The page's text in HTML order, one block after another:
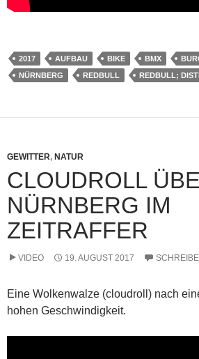
2017 AUFBAU BIKE BMX
NÜRNBERG
REDBULL REDBULL;
GEWITTER, NATUR
CLOUDROLL
NÜRNBERG IM
ZEITRAFFER
VIDEO 19. AUGUST 2017
Eine Wolkenwalze (cloudroll) nach
hohen Geschwindigkeit.